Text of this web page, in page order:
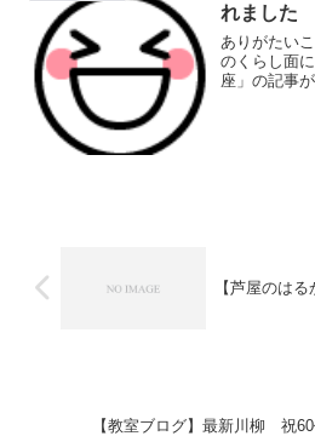
れました
ありがたい
のくらし面
座」の記事
【芦屋のは
【教室ブログ】最新川柳 祝